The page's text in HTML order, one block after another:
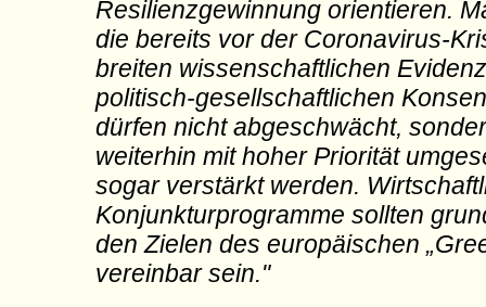
Resilienzgewinnung orientieren.
die bereits vor der Coronavirus-
breiten wissenschaftlichen
politisch-gesellschaftlichen
dürfen nicht abgeschwächt,
weiterhin mit hoher Priorität
sogar verstärkt werden.
Konjunkturprogramme sollten
den Zielen des europäischen
vereinbar sein."